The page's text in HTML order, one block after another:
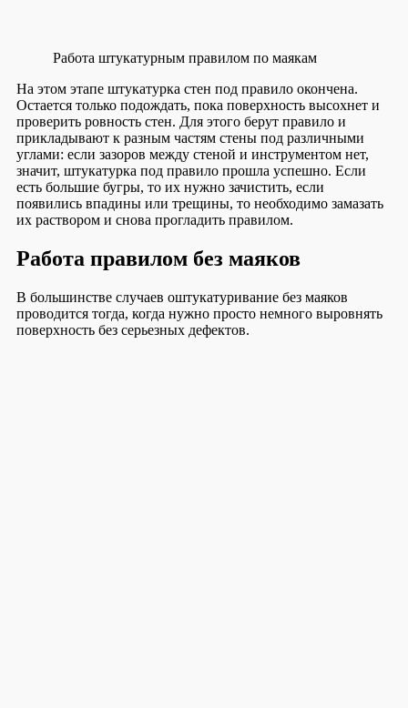
Работа штукатурным правилом по маякам
На этом этапе штукатурка стен под правило окончена.
Остается только подождать, пока поверхность высохнет и
проверить ровность стен. Для этого берут правило и
прикладывают к разным частям стены под различными
углами: если зазоров между стеной и инструментом нет,
значит, штукатурка под правило прошла успешно. Если
есть большие бугры, то их нужно зачистить, если
появились впадины или трещины, то необходимо замазать
их раствором и снова прогладить правилом.
Работа правилом без маяков
В большинстве случаев оштукатуривание без маяков
проводится тогда, когда нужно просто немного выровнять
поверхность без серьезных дефектов.